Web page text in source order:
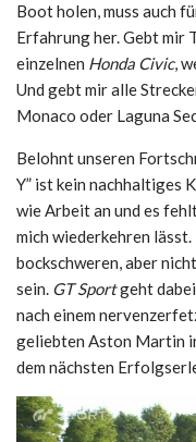
Boot holen, muss auch
Erfahrung her. Gebt mir
einzelnen Honda Civic,
Und gebt mir alle
Monaco oder Laguna
Belohnt unseren
Y” ist kein nachhaltiges
wie Arbeit an und es
mich wiederkehren
bockschweren, aber
sein. GT Sportgeht
nach einem
geliebten Aston Martin
dem nächsten